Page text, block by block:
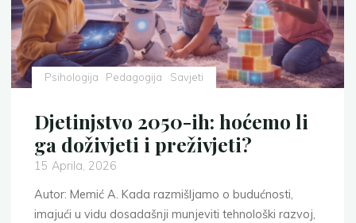
roditeljstva"
Psihologija Pedagogija Savjeti
Djetinjstvo 2050-ih: hoćemo li
ga doživjeti i preživjeti?
15 Aprila, 2026
Autor: Memić A. Kada razmišljamo o budućnosti,
imajući u vidu dosadašnji munjeviti tehnološki razvoj,